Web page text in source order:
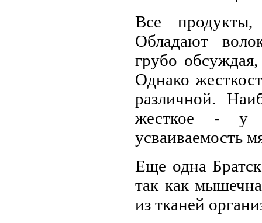
Все
Обладают
грубо
Однако
различной.
жесткое - у
усваиваемость
Еще одна
так как
из тканей